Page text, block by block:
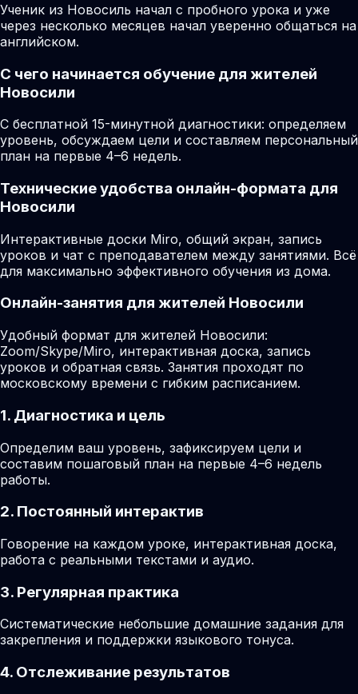
Ученик из Новосиль начал с пробного урока и уже
через несколько месяцев начал уверенно общаться на
английском.
С чего начинается обучение для жителей
Новосили
С бесплатной 15-минутной диагностики: определяем
уровень, обсуждаем цели и составляем персональный
план на первые 4–6 недель.
Технические удобства онлайн-формата для
Новосили
Интерактивные доски Miro, общий экран, запись
уроков и чат с преподавателем между занятиями. Всё
для максимально эффективного обучения из дома.
Онлайн-занятия для жителей Новосили
Удобный формат для жителей Новосили:
Zoom/Skype/Miro, интерактивная доска, запись
уроков и обратная связь. Занятия проходят по
московскому времени с гибким расписанием.
1. Диагностика и цель
Определим ваш уровень, зафиксируем цели и
составим пошаговый план на первые 4–6 недель
работы.
2. Постоянный интерактив
Говорение на каждом уроке, интерактивная доска,
работа с реальными текстами и аудио.
3. Регулярная практика
Систематические небольшие домашние задания для
закрепления и поддержки языкового тонуса.
4. Отслеживание результатов